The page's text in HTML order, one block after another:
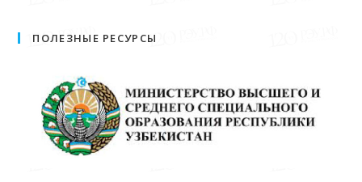
ПОЛЕЗНЫЕ РЕСУРСЫ